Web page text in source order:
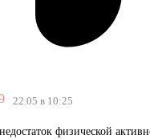
22.05 в 10:25
физической